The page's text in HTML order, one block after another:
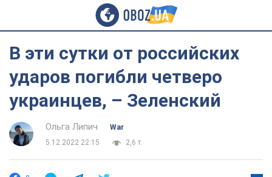
В эти сутки от российских
ударов погибли четверо
украинцев, – Зеленский
Ольга Липич
War
5.12.2022 22:15
2,6 т.